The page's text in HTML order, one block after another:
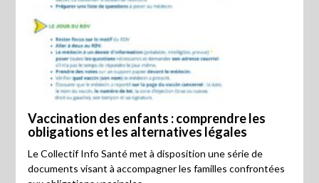
Vaccination des enfants : comprendre les
obligations et les alternatives légales
Le Collectif Info Santé met à disposition une série de
documents visant à accompagner les familles confrontées